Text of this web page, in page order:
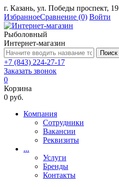
г. Казань, ул. Победы проспект, 19
ИзбранноеСравнение (0) Войти
Рыболовный
Интернет-магазин
Поиск
+7 (843) 224-27-17
Заказать звонок
0
Корзина
0 руб.
Компания
Сотрудники
Вакансии
Реквизиты
...
Услуги
Бренды
Контакты